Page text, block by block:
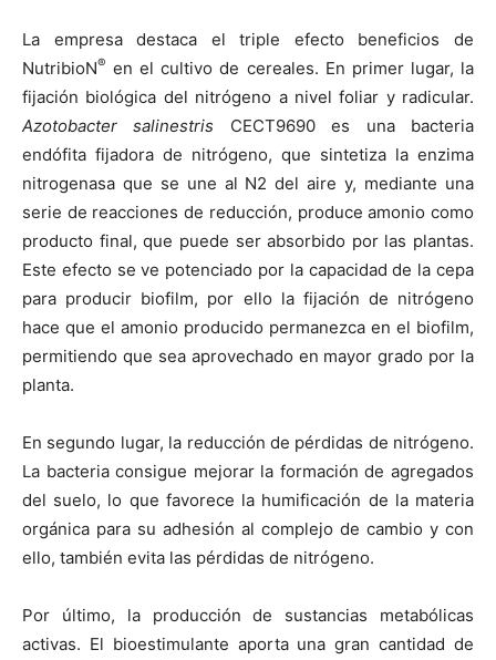
La empresa destaca el triple efecto beneficios de
NutribioN® en el cultivo de cereales. En primer lugar, la
fijación biológica del nitrógeno a nivel foliar y radicular.
Azotobacter salinestris CECT9690 es una bacteria
endófita fijadora de nitrógeno, que sintetiza la enzima
nitrogenasa que se une al N2 del aire y, mediante una
serie de reacciones de reducción, produce amonio como
producto final, que puede ser absorbido por las plantas.
Este efecto se ve potenciado por la capacidad de la cepa
para producir biofilm, por ello la fijación de nitrógeno
hace que el amonio producido permanezca en el biofilm,
permitiendo que sea aprovechado en mayor grado por la
planta.
En segundo lugar, la reducción de pérdidas de nitrógeno.
La bacteria consigue mejorar la formación de agregados
del suelo, lo que favorece la humificación de la materia
orgánica para su adhesión al complejo de cambio y con
ello, también evita las pérdidas de nitrógeno.
Por último, la producción de sustancias metabólicas
activas. El bioestimulante aporta una gran cantidad de